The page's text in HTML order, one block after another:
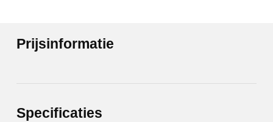
Prijsinformatie
Specificaties